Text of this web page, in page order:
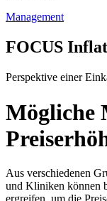
Management
FOCUS
Perspektive einer
Mögliche
Aus verschiedenen
und Kliniken können